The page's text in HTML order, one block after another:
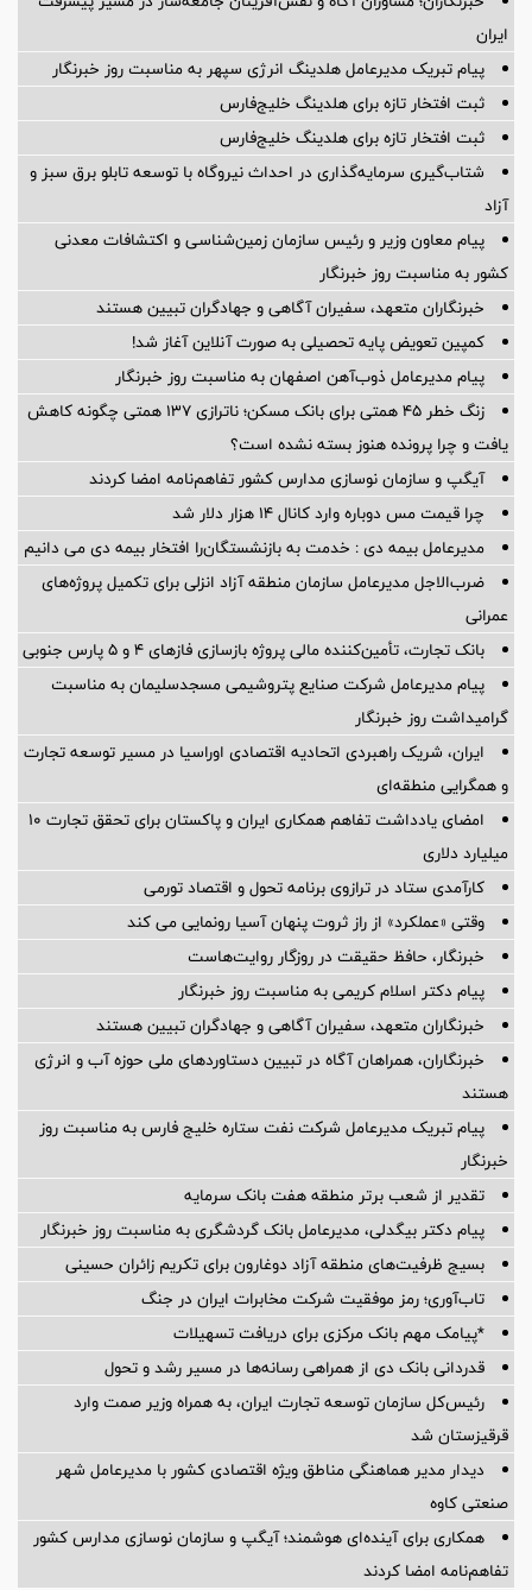
ایران
پیام تبریک مدیرعامل هلدینگ انرژی سپهر به مناسبت روز خبرنگار
ثبت افتخار تازه برای هلدینگ خلیج‌فارس
ثبت افتخار تازه برای هلدینگ خلیج‌فارس
شتاب‌گیری سرمایه‌گذاری در احداث نیروگاه با توسعه تابلو برق سبز و
آزاد
پیام معاون وزیر و رئیس سازمان زمین‌شناسی و اکتشافات معدنی
کشور به مناسبت روز خبرنگار
خبرنگاران متعهد، سفیران آگاهی و جهادگران تبیین هستند
کمپین تعویض پایه تحصیلی به صورت آنلاین آغاز شد!
پیام مدیرعامل ذوب‌آهن اصفهان به مناسبت روز خبرنگار
زنگ خطر ۴۵ همتی برای بانک مسکن؛ ناترازی ۱۳۷ همتی چگونه کاهش
یافت و چرا پرونده هنوز بسته نشده است؟
آیگپ و سازمان نوسازی مدارس کشور تفاهم‌نامه امضا کردند
چرا قیمت مس دوباره وارد کانال ۱۴ هزار دلار شد
مدیرعامل بیمه دی : خدمت به بازنشستگان‌را افتخار بیمه دی می دانیم
ضرب‌الاجل مدیرعامل سازمان منطقه آزاد انزلی برای تكمیل پروژه‌های
عمرانی
بانک تجارت، تأمین‌کننده مالی پروژه بازسازی فازهای ۴ و ۵ پارس جنوبی
پیام مدیرعامل شركت صنایع پتروشیمی مسجدسلیمان به مناسبت
گرامیداشت روز خبرنگار
ایران، شریک راهبردی اتحادیه اقتصادی اوراسیا در مسیر توسعه تجارت
و همگرایی منطقه‌ای
امضای یادداشت تفاهم همکاری ایران و پاکستان برای تحقق تجارت ۱۰
میلیارد دلاری
کارآمدی ستاد در ترازوی برنامه تحول و اقتصاد تورمی
وقتی «عملکرد» از راز ثروت پنهان آسیا رونمایی می کند
خبرنگار، حافظ حقیقت در روزگار روایت‌هاست
پیام دکتر اسلام کریمی به مناسبت روز خبرنگار
خبرنگاران متعهد، سفیران آگاهی و جهادگران تبیین هستند
خبرنگاران، همراهان آگاه در تبیین دستاوردهای ملی حوزه آب و انرژی
هستند
پیام تبریک مدیرعامل شرکت نفت ستاره خلیج فارس به مناسبت روز
خبرنگار
تقدیر از شعب برتر منطقه هفت بانک سرمایه
پیام دکتر بیگدلی، مدیرعامل بانک گردشگری به مناسبت روز خبرنگار
بسیج ظرفیت‌های منطقه آزاد دوغارون برای تکریم زائران حسینی
تاب‌آوری؛ رمز موفقیت شرکت مخابرات ایران در جنگ
*پیامک مهم بانک مرکزی برای دریافت تسهیلات
قدردانی بانک دی از همراهی رسانه‌ها در مسیر رشد و تحول
رئیس‌کل سازمان توسعه تجارت ایران، به همراه وزیر صمت وارد
قرقیزستان شد
دیدار مدیر هماهنگی مناطق ویژه اقتصادی کشور با مدیرعامل شهر
صنعتی کاوه
همکاری برای آینده‌ای هوشمند؛ آیگپ و سازمان نوسازی مدارس کشور
تفاهم‌نامه امضا کردند